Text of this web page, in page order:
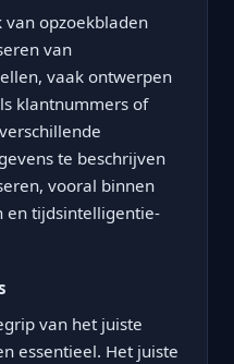
van opzoekbladen
van
vaak ontwerpen
klantnummers of
te beschrijven
vooral binnen
en tijdsintelligentie-
van het juiste
essentieel. Het juiste